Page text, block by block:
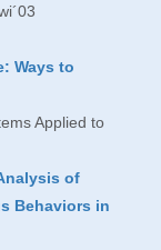
Ways to
Applied to
of
Behaviors in